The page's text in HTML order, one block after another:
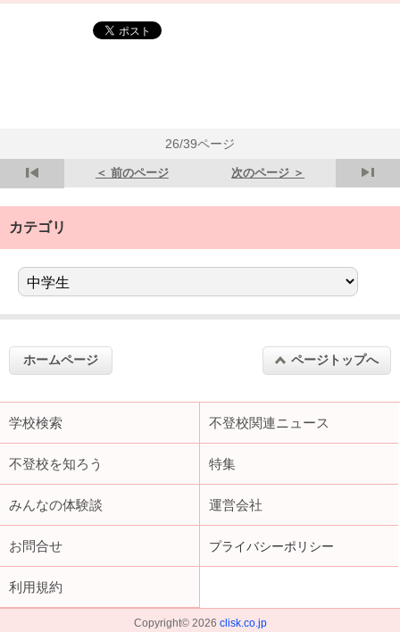
26/39ページ
＜ 前のページ 次のページ ＞
カテゴリ
ホームページ ページトップへ
学校検索 不登校関連ニュース
不登校を知ろう 特集
みんなの体験談 運営会社
お問合せ プライバシーポリシー
利用規約
Copyright© 2026 clisk.co.jp